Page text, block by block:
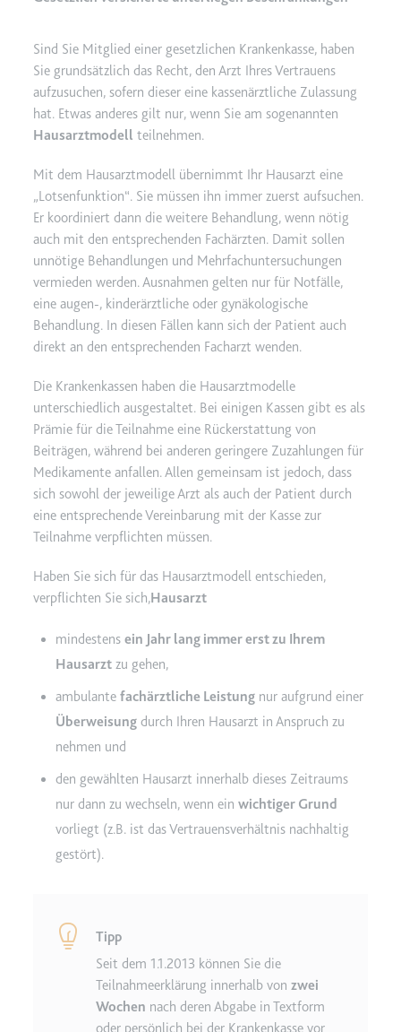
Google Analytics über das Gerät
und das Verhalten des Besuchers
zu senden. Erfasst den Besucher
über Geräte und Marketingkanäle
hinweg.
Typ:
HTTP-Cookie
_ga_#
Anbieter:
smartlaw.de
Wird verwendet, um Daten zu
Google Analytics über das Gerät
und das Verhalten des Besuchers
zu senden. Erfasst den Besucher
hinweg.
Ablauf:
2 Jahre
Typ:
HTTP-Cookie
_gcl_au
Anbieter:
smartlaw.de
der Werbeaktivitäten der Website
zu messen, indem Daten über die
Website über mehrere Websites
hinweg gesammelt werden.
Ablauf:
3 Monate
Typ:
HTTP-Cookie
_gcl_ls
Anbieter:
www.googletagmanager.com
Zweck:
Verfolgt die Konversionsrate
Ablauf:
Beständig
HTML Local Storage
Ablauf:
180 Tage
Typ:
HTTP-Cookie
YSC
Zweck:
Registriert eine eindeutige ID, um
Statistiken der Videos von
YouTube, die der Benutzer
gesehen hat, zu behalten.
Ablauf:
Sitzung
Typ:
HTTP-Cookie
Sind Sie Mitglied einer gesetzlichen Krankenkasse, haben
Sie grundsätzlich das Recht, den Arzt Ihres Vertrauens
aufzusuchen, sofern dieser eine kassenärztliche Zulassung
hat. Etwas anderes gilt nur, wenn Sie am sogenannten
Hausarztmodell teilnehmen.
Mit dem Hausarztmodell übernimmt Ihr Hausarzt eine
Lotsenfunktion . Sie müssen ihn immer zuerst aufsuchen.
Er koordiniert dann die weitere Behandlung, wenn nötig
auch mit den entsprechenden Fachärzten. Damit sollen
unnötige Behandlungen und Mehrfachuntersuchungen
vermieden werden. Ausnahmen gelten nur für Notfälle,
eine augen-, kinderärztliche oder gynäkologische
Behandlung. In diesen Fällen kann sich der Patient auch
direkt an den entsprechenden Facharzt wenden.
Die Krankenkassen haben die Hausarztmodelle
unterschiedlich ausgestaltet. Bei einigen Kassen gibt es als
Prämie für die Teilnahme eine Rückerstattung von
Beiträgen, während bei anderen geringere Zuzahlungen für
Medikamente anfallen. Allen gemeinsam ist jedoch, dass
sich sowohl der jeweilige Arzt als auch der Patient durch
eine entsprechende Vereinbarung mit der Kasse zur
Teilnahme verpflichten müssen.
Haben Sie sich für das Hausarztmodell entschieden,
verpflichten Sie sich,Hausarzt
mindestens ein Jahr lang immer erst zu Ihrem
Hausarzt zu gehen,
ambulante fachärztliche Leistung nur aufgrund einer
Überweisung durch Ihren Hausarzt in Anspruch zu
nehmen und
den gewählten Hausarzt innerhalb dieses Zeitraums
nur dann zu wechseln, wenn ein wichtiger Grund
vorliegt (z.B. ist das Vertrauensverhältnis nachhaltig
gestört).
Tipp
Seit dem 1.1.2013 können Sie die
Teilnahmeerklärung innerhalb von zwei
Wochen nach deren Abgabe in Textform
oder persönlich bei der Krankenkasse vor